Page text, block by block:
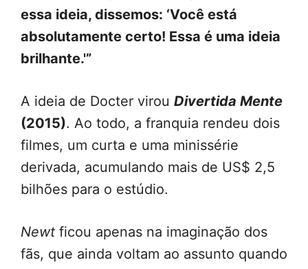
essa ideia, dissemos: ‘Você está
absolutamente certo! Essa é uma ideia
brilhante.'”
A ideia de Docter virou Divertida Mente
(2015). Ao todo, a franquia rendeu dois
filmes, um curta e uma minissérie
derivada, acumulando mais de US$ 2,5
bilhões para o estúdio.
Newt ficou apenas na imaginação dos
fãs, que ainda voltam ao assunto quando